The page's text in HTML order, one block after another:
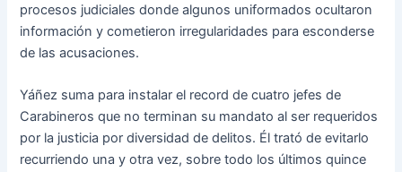
procesos judiciales donde algunos uniformados ocultaron
información y cometieron irregularidades para esconderse
de las acusaciones.
Yáñez suma para instalar el record de cuatro jefes de
Carabineros que no terminan su mandato al ser requeridos
por la justicia por diversidad de delitos. Él trató de evitarlo
recurriendo una y otra vez, sobre todo los últimos quince